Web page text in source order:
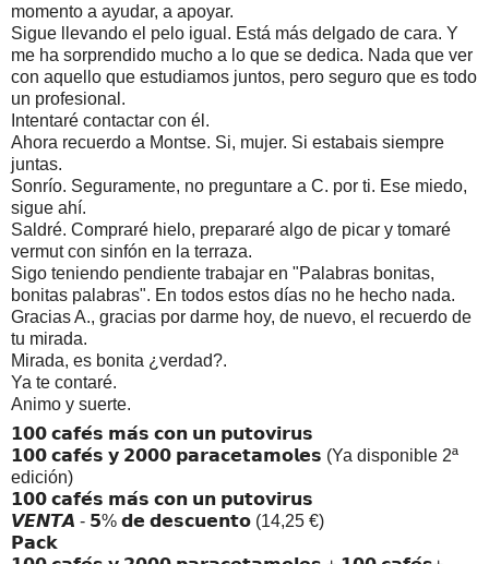
momento a ayudar, a apoyar.
Sigue llevando el pelo igual. Está más delgado de cara. Y
me ha sorprendido mucho a lo que se dedica. Nada que ver
con aquello que estudiamos juntos, pero seguro que es todo
un profesional.
Intentaré contactar con él.
Ahora recuerdo a Montse. Si, mujer. Si estabais siempre
juntas.
Sonrío. Seguramente, no preguntare a C. por ti. Ese miedo,
sigue ahí.
Saldré. Compraré hielo, prepararé algo de picar y tomaré
vermut con sinfón en la terraza.
Sigo teniendo pendiente trabajar en "Palabras bonitas,
bonitas palabras". En todos estos días no he hecho nada.
Gracias A., gracias por darme hoy, de nuevo, el recuerdo de
tu mirada.
Mirada, es bonita ¿verdad?.
Ya te contaré.
Animo y suerte.
𝟭𝟬𝟬 𝗰𝗮𝗳𝗲́𝘀 𝗺𝗮́𝘀 𝗰𝗼𝗻 𝘂𝗻 𝗽𝘂𝘁𝗼𝘃𝗶𝗿𝘂𝘀
𝟭𝟬𝟬 𝗰𝗮𝗳𝗲́𝘀 𝘆 𝟮𝟬𝟬𝟬 𝗽𝗮𝗿𝗮𝗰𝗲𝘁𝗮𝗺𝗼𝗹𝗲𝘀 (Ya disponible 2ª
edición)
𝟭𝟬𝟬 𝗰𝗮𝗳𝗲́𝘀 𝗺𝗮́𝘀 𝗰𝗼𝗻 𝘂𝗻 𝗽𝘂𝘁𝗼𝘃𝗶𝗿𝘂𝘀
𝙑𝙀𝙉𝙏𝘼 - 𝟱% 𝗱𝗲 𝗱𝗲𝘀𝗰𝘂𝗲𝗻𝘁𝗼 (14,25 €)
𝗣𝗮𝗰𝗸